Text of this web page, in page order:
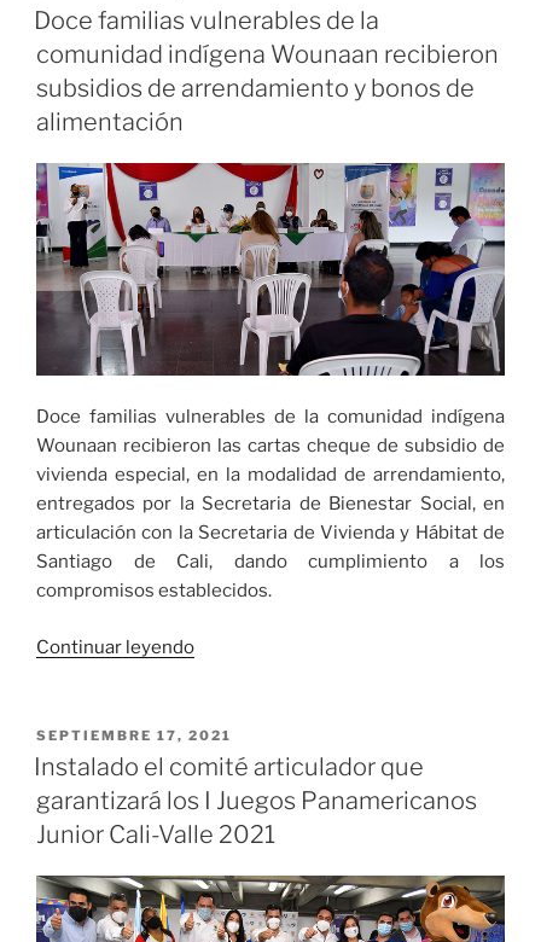
en
el
Campeonato
Suramericano
Voleibol
Femenino
Mayores»
EL
Doce familias vulnerables de la
comunidad indígena Wounaan recibieron
subsidios de arrendamiento y bonos de
alimentación
Doce familias vulnerables de la comunidad indígena
Wounaan recibieron las cartas cheque de subsidio de
vivienda especial, en la modalidad de arrendamiento,
entregados por la Secretaria de Bienestar Social, en
articulación con la Secretaria de Vivienda y Hábitat de
Santiago de Cali, dando cumplimiento a los
compromisos establecidos.
Continuar leyendo«Doce
de
la
comunidad
indígena
Wounaan
recibieron
subsidios
de
PUBLICADO
EL
SEPTIEMBRE 17, 2021
Instalado el comité articulador que
garantizará los I Juegos Panamericanos
Junior Cali-Valle 2021